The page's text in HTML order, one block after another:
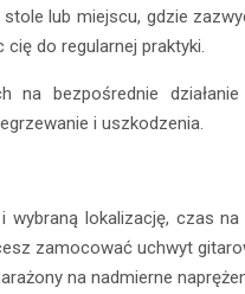
lub miejscu, gdzie
do regularnej praktyki.
na bezpośrednie
i uszkodzenia.
wybraną lokalizację, czas
zamocować uchwyt
na nadmierne